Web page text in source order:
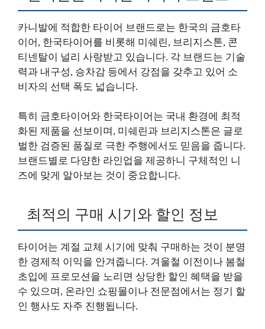
카니발에 적합한 타이어 브랜드로는 한국의 금호타
이어, 한국타이어를 비롯해 미쉐린, 브리지스톤, 콘
티넨탈이 널리 사랑받고 있습니다. 각 브랜드는 기술
력과 내구성, 승차감 등에서 강점을 갖추고 있어 소
비자의 선택 폭도 넓습니다.
특히 금호타이어와 한국타이어는 국내 환경에 최적
화된 제품을 선보이며, 미쉐린과 브리지스톤은 글로
벌한 검증된 품질로 극한 주행에서도 믿음을 줍니다.
브랜드별로 다양한 라인업을 제공하니 구체적인 니
즈에 맞게 알아보는 것이 중요합니다.
최적의 구매 시기와 할인 정보
타이어는 계절 교체 시기에 맞춰 구매하는 것이 분명
한 경제적 이익을 안겨줍니다. 겨울철 이전이나 봄철
초입에 프로모션을 노리면 상당한 할인 혜택을 받을
수 있으며, 온라인 쇼핑몰이나 전문점에서는 정기 할
인 행사도 자주 진행됩니다.